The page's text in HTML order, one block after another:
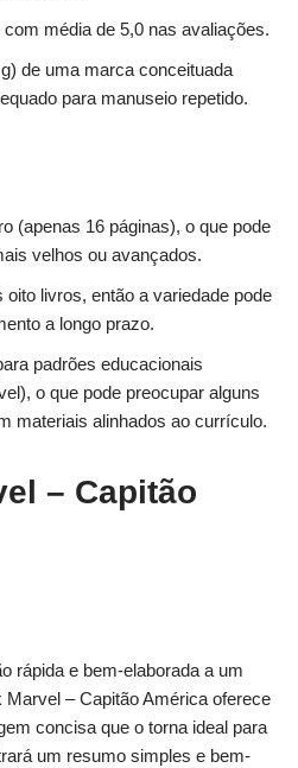
média de 5,0 nas avaliações.
de uma marca conceituada
para manuseio repetido.
(apenas 16 páginas), o que pode
velhos ou avançados.
livros, então a variedade pode
a longo prazo.
padrões educacionais
o que pode preocupar alguns
materiais alinhados ao currículo.
– Capitão
rápida e bem-elaborada a um
– Capitão América oferece
concisa que o torna ideal para
um resumo simples e bem-